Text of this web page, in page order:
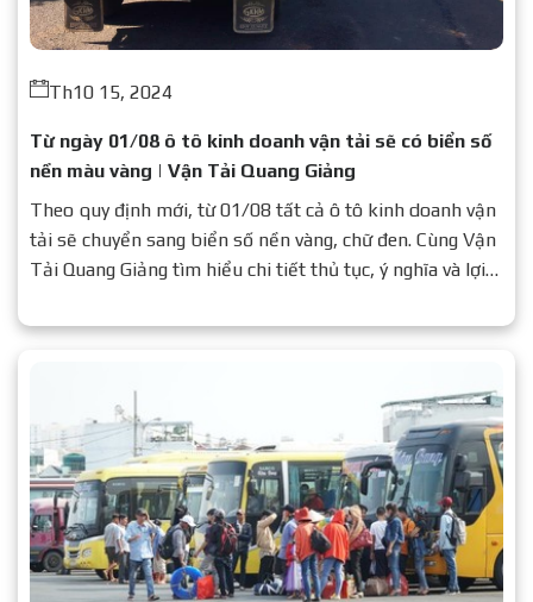
Th10 15, 2024
Từ ngày 01/08 ô tô kinh doanh vận tải sẽ có biển số
nền màu vàng | Vận Tải Quang Giảng
Theo quy định mới, từ 01/08 tất cả ô tô kinh doanh vận
tải sẽ chuyển sang biển số nền vàng, chữ đen. Cùng Vận
Tải Quang Giảng tìm hiểu chi tiết thủ tục, ý nghĩa và lợi